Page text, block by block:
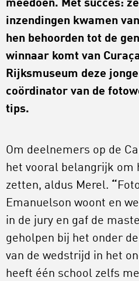
meedoen. Met succes:
inzendingen kwamen
hen behoorden tot de
winnaar komt van
Rijksmuseum deze
coördinator van de
tips.
Om deelnemers op de
het vooral belangrijk om
zetten, aldus Merel.
Emanuelson woont en
in de jury en gaf de
geholpen bij het onder
van de wedstrijd in het
heeft één school zelfs